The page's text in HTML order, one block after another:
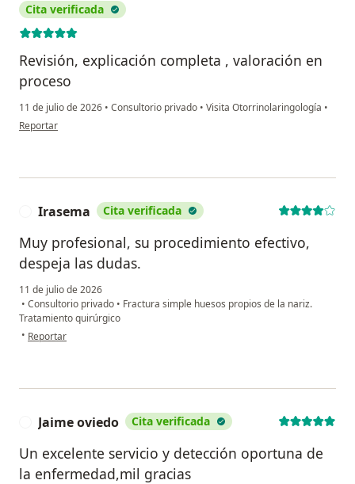
Cita verificada
Revisión, explicación completa , valoración en
proceso
11 de julio de 2026 • Consultorio privado • Visita Otorrinolaringología •
en opinión del usuario María Araceli Sánchez Delgado
Reportar
Irasema Cita verificada
Muy profesional, su procedimiento efectivo,
despeja las dudas.
11 de julio de 2026
• Consultorio privado • Fractura simple huesos propios de la nariz.
Tratamiento quirúrgico
• en opinión del usuario Irasema
Reportar
Jaime oviedo Cita verificada
Un excelente servicio y detección oportuna de
la enfermedad,mil gracias